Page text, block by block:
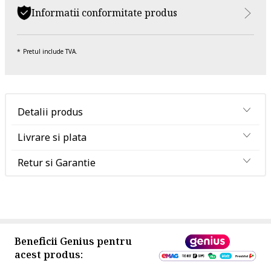
Informatii conformitate produs
Pretul include TVA.
Detalii produs
Livrare si plata
Retur si Garantie
Beneficii Genius pentru
acest produs: